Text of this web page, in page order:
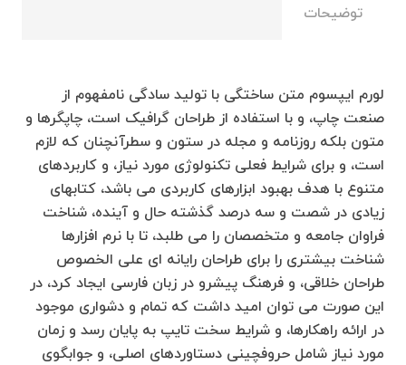
مورد نیاز شامل حروفچینی دستاوردهای اصلی، و جوابگوی
توضیحات
لورم ایپسوم متن ساختگی با تولید سادگی نامفهوم از
صنعت چاپ، و با استفاده از طراحان گرافیک است، چاپگرها و
متون بلکه روزنامه و مجله در ستون و سطرآنچنان که لازم
است، و برای شرایط فعلی تکنولوژی مورد نیاز، و کاربردهای
متنوع با هدف بهبود ابزارهای کاربردی می باشد، کتابهای
زیادی در شصت و سه درصد گذشته حال و آینده، شناخت
فراوان جامعه و متخصصان را می طلبد، تا با نرم افزارها
شناخت بیشتری را برای طراحان رایانه ای علی الخصوص
طراحان خلاقی، و فرهنگ پیشرو در زبان فارسی ایجاد کرد، در
این صورت می توان امید داشت که تمام و دشواری موجود
در ارائه راهکارها، و شرایط سخت تایپ به پایان رسد و زمان
مورد نیاز شامل حروفچینی دستاوردهای اصلی، و جوابگوی